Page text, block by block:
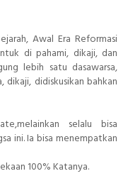
Awal Era Reformasi
di pahami, dikaji, dan
lebih satu dasawarsa,
dikaji, didiskusikan bahkan
selalu bisa
ini. Ia bisa menempatkan
100% Katanya.